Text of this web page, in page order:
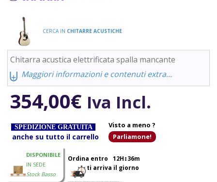
CERCA IN CHITARRE ACUSTICHE
Chitarra acustica elettrificata spalla mancante
⨄ Maggiori informazioni e contenuti extra...
354,00€ Iva Incl.
SPEDIZIONE GRATUITA
anche su tutto il carrello
Visto a meno ?
Parliamone!
DISPONIBILE
IN SEDE
Stock Basso
Ordina entro 12H 36m
ti arriva il giorno